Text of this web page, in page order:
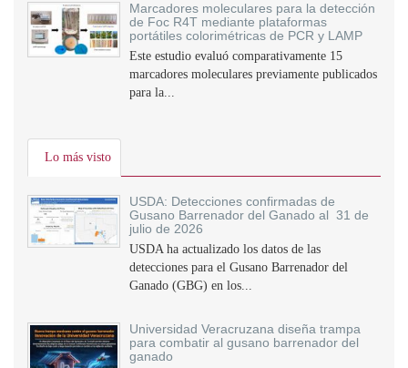
Marcadores moleculares para la detección
de Foc R4T mediante plataformas
portátiles colorimétricas de PCR y LAMP
Este estudio evaluó comparativamente 15
marcadores moleculares previamente publicados
para la...
Lo más visto
USDA: Detecciones confirmadas de
Gusano Barrenador del Ganado al 31 de
julio de 2026
USDA ha actualizado los datos de las
detecciones para el Gusano Barrenador del
Ganado (GBG) en los...
Universidad Veracruzana diseña trampa
para combatir al gusano barrenador del
ganado